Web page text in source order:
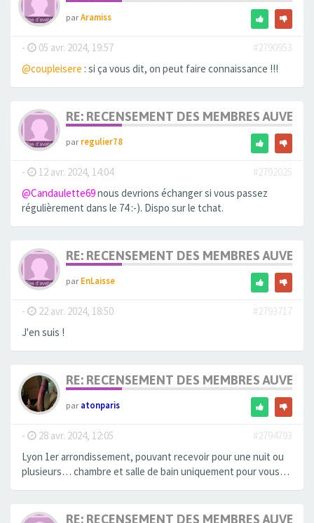
parAramiss
- 05 avr. 2024, 19:57
#2790953
@coupleisere : si ça vous dit, on peut faire connaissance !!!
RE: RECENSEMENT DES MEMBRES
parregulier78
- 12 avr. 2024, 14:04
#2792025
@Candaulette69nous devrions échanger si vous passez
régulièrement dans le 74 :-). Dispo sur le tchat.
RE: RECENSEMENT DES MEMBRES
parEnLaisse
- 22 avr. 2024, 18:50
#2793717
J'en suis !
RE: RECENSEMENT DES MEMBRES
paratonparis
- 28 avr. 2024, 12:05
#2794793
Lyon 1er arrondissement, pouvant recevoir pour une nuit ou
plusieurs… chambre et salle de bain uniquement pour vous…
RE: RECENSEMENT DES MEMBRES